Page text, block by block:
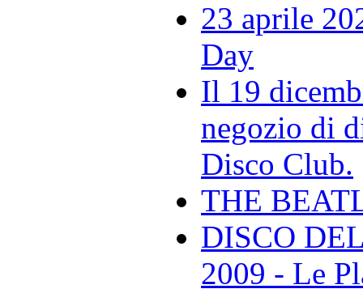
23 aprile
Day
Il 19
negozio di
Disco Club.
THE
DISCO
2009 - Le